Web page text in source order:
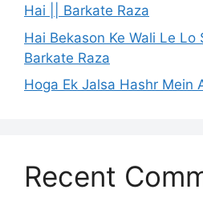
Hai || Barkate Raza
Hai Bekason Ke Wali Le Lo
Barkate Raza
Hoga Ek Jalsa Hashr Mein
Recent